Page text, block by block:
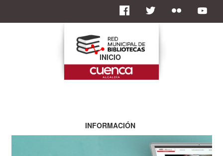
INICIO
INFORMACIÓN